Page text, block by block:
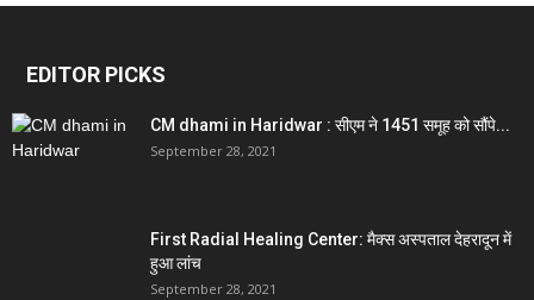
EDITOR PICKS
CM dhami in Haridwar : सीएम ने 1451 समूह को सौंपे...
September 28, 2021
First Radial Healing Center: मैक्स अस्पताल देहरादून में
हुआ लांच
September 28, 2021